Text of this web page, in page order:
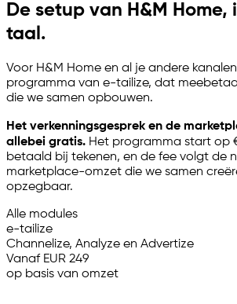
De setup van H&M Home,
taal.
Voor H&M Home en al je andere
programma van e-tailize, dat
die we samen opbouwen.
Het verkenningsgesprek en de
allebei gratis. Het programma start op
betaald bij tekenen, en de fee volgt de
marketplace-omzet die we samen
opzegbaar.
Alle modules
e-tailize
Channelize, Analyze en Advertize
Vanaf EUR 249
op basis van omzet